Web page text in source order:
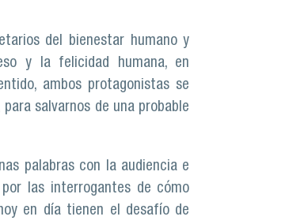
del bienestar humano y
y la felicidad humana, en
ambos protagonistas se
salvarnos de una probable
palabras con la audiencia e
las interrogantes de cómo
en día tienen el desafío de